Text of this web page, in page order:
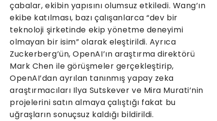
çabalar, ekibin yapısını olumsuz etkiledi. Wang’ın
ekibe katılması, bazı çalışanlarca “dev bir
teknoloji şirketinde ekip yönetme deneyimi
olmayan bir isim” olarak eleştirildi. Ayrıca
Zuckerberg’ün, OpenAI’ın araştırma direktörü
Mark Chen ile görüşmeler gerçekleştirip,
OpenAI’dan ayrılan tanınmış yapay zeka
araştırmacıları Ilya Sutskever ve Mira Murati’nin
projelerini satın almaya çalıştığı fakat bu
uğraşların sonuçsuz kaldığı bildirildi.